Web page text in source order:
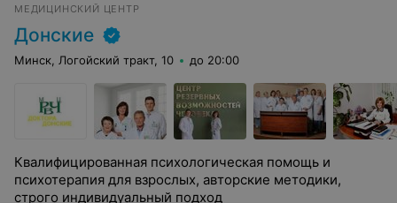
МЕДИЦИНСКИЙ ЦЕНТР
Донские
Минск, Логойский тракт, 10 до 20:00
Квалифицированная психологическая помощь и
психотерапия для взрослых, авторские методики,
строго индивидуальный подход